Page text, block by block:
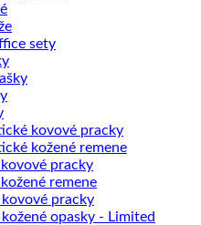
sety
kovové pracky
kožené remene
pracky
remene
pracky
opasky - Limited